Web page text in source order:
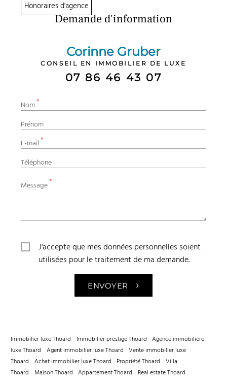
Honoraires d'agence
Demande d'information
Corinne Gruber
CONSEIL EN IMMOBILIER DE LUXE
07 86 46 43 07
Nom*
Prénom
E-mail *
Téléphone
Message*
J'accepte que mes données personnelles soient
utilisées pour le traitement de ma demande.
ENVOYER ›
Immobilier luxe Thoard Immobilier prestige Thoard
Agence immobilière
luxe Thoard
Agent immobilier luxe Thoard
Vente immobilier luxe
Thoard
Achat immobilier luxe Thoard Propriété Thoard
Villa
Thoard
Maison Thoard Appartement Thoard Real estate Thoard